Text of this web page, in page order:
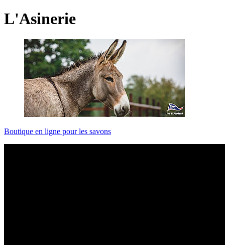
L'Asinerie
Boutique en ligne pour les savons